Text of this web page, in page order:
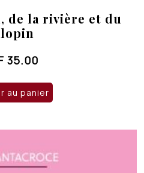
de la rivière et du
35.00
au panier